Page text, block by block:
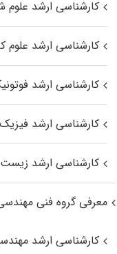
کارشناسی ارشد علوم
کارشناسی ارشد علوم
کارشناسی ارشد
کارشناسی ارشد فیزیک
کارشناسی ارشد
معرفی گروه فنی
کارشناسی ارشد